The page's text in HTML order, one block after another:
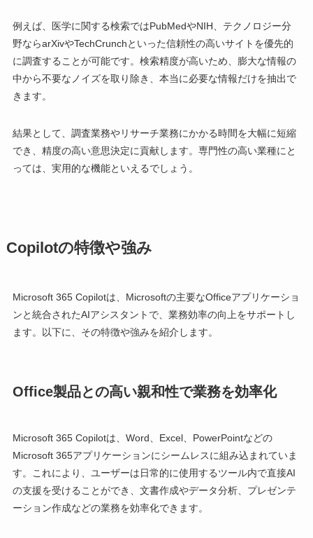
例えば、医学に関する検索ではPubMedやNIH、テクノロジー分
野ならarXivやTechCrunchといった信頼性の高いサイトを優先的
に調査することが可能です。検索精度が高いため、膨大な情報の
中から不要なノイズを取り除き、本当に必要な情報だけを抽出で
きます。
結果として、調査業務やリサーチ業務にかかる時間を大幅に短縮
でき、精度の高い意思決定に貢献します。専門性の高い業種にと
っては、実用的な機能といえるでしょう。
Copilotの特徴や強み
Microsoft 365 Copilotは、Microsoftの主要なOfficeアプリケーショ
ンと統合されたAIアシスタントで、業務効率の向上をサポートし
ます。以下に、その特徴や強みを紹介します。
Office製品との高い親和性で業務を効率化
Microsoft 365 Copilotは、Word、Excel、PowerPointなどの
Microsoft 365アプリケーションにシームレスに組み込まれていま
す。これにより、ユーザーは日常的に使用するツール内で直接AI
の支援を受けることができ、文書作成やデータ分析、プレゼンテ
ーション作成などの業務を効率化できます。